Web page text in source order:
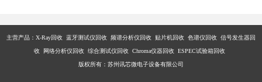
主营产品：X-Ray回收 蓝牙测试仪回收 频谱分析仪回收 贴片机回收 色谱仪回收 信号发生器回
收 网络分析仪回收 综合测试仪回收 Chroma仪器回收 ESPEC试验箱回收
版权所有：苏州讯芯微电子设备有限公司